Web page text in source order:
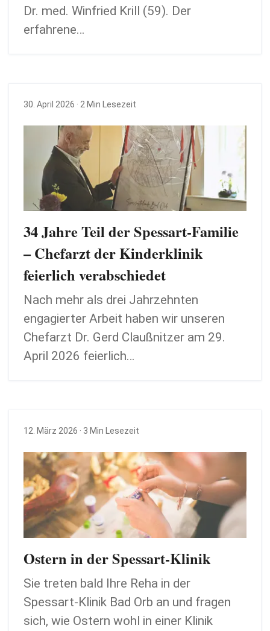
Dr. med. Winfried Krill (59). Der
erfahrene…
30. April 2026 · 2 Min Lesezeit
34 Jahre Teil der Spessart-Familie
– Chefarzt der Kinderklinik
feierlich verabschiedet
Nach mehr als drei Jahrzehnten
engagierter Arbeit haben wir unseren
Chefarzt Dr. Gerd Claußnitzer am 29.
April 2026 feierlich…
12. März 2026 · 3 Min Lesezeit
Ostern in der Spessart-Klinik
Sie treten bald Ihre Reha in der
Spessart-Klinik Bad Orb an und fragen
sich, wie Ostern wohl in einer Klinik